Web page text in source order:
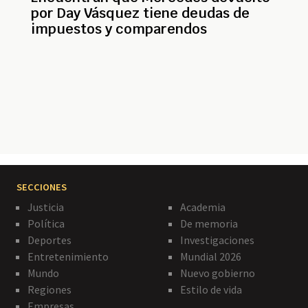
por Day Vásquez tiene deudas de
impuestos y comparendos
SECCIONES
Justicia
Política
Deportes
Entretenimiento
Mundo
Regiones
Academia
De memoria
Investigaciones
Mundial 2026
Nuevo gobierno
Estilo de vida